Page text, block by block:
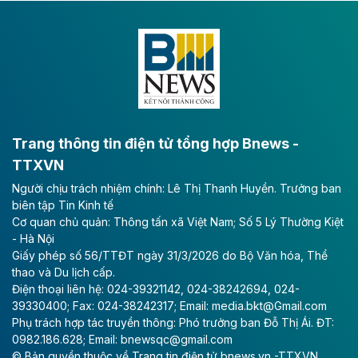
Đông A dài khoảng 25,1 km được kỳ vọng sẽ tạo động
lực phát triển kinh tế - xã hội khu vực phía Nam đồng
Long Thành
Tổng công ty Cảng hàng không Việt Nam - CTCP
(ACV) vừa lập kỷ lục mới về lợi nhuận trong quý
II/2026.
Theo baodautu.vn
Vinaconex lập đỉnh doanh thu
Tổng CTCP Xuất nhập khẩu và Xây dựng Việt Nam
(Vinaconex) đã khép lại nửa đầu năm với doanh thu
thuần gần 7.268 tỷ đồng, tăng 4% so với cùng kỳ và
cũng là mức cao nhất lịch sử hoạt động của doanh
Trang thông tin điện tử tổng hợp Bnews -
TTXVN
Người chịu trách nhiệm chính: Lê Thị Thanh Huyền. Trưởng ban
biên tập Tin Kinh tế
Cơ quan chủ quản: Thông tấn xã Việt Nam; Số 5 Lý Thường Kiệt
- Hà Nội
Giấy phép số 56/TTĐT ngày 31/3/2026 do Bộ Văn hóa, Thể
thao và Du lịch cấp.
Điện thoại liên hệ: 024-39321142, 024-38242694, 024-
39330400; Fax: 024-38242317; Email: media.bkt@Gmail.com
Phụ trách hợp tác truyền thông: Phó trưởng ban Đỗ Thị Ái. ĐT:
0982.186.628; Email: bnewsqc@gmail.com